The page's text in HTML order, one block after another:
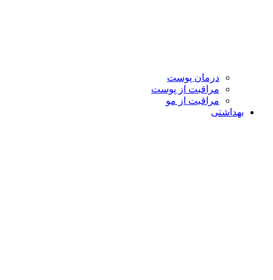
درمان پوست
مراقبت از پوست
مراقبت از مو
بهداشتی